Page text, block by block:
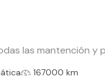
las mantención y
167000 km